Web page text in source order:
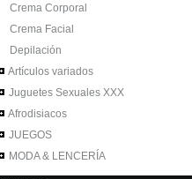
Crema Corporal
Crema Facial
Depilación
Artículos variados
Juguetes Sexuales XXX
Afrodisiacos
JUEGOS
MODA & LENCERÍA